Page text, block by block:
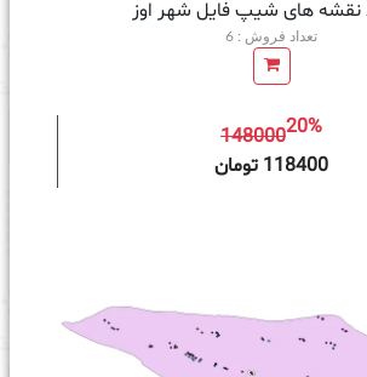
نقشه های شیپ فایل شهر اوز
تعداد فروش : 6
14800020%
118400 تومان